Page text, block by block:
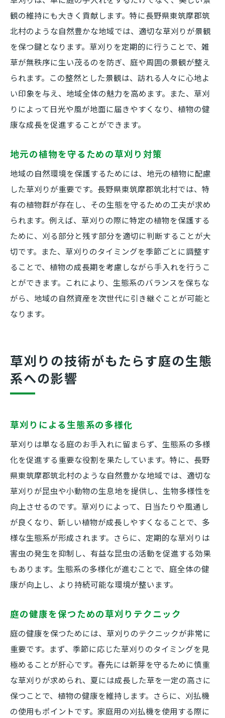
自然との共生を考えた草刈りの利点
草刈りが地域の生態系に与えるポジティブ
効果
自然保護と草刈りの両立を目指すアプロー
チ
草刈りを通じて地域の生物多様性を守る
観の維持にも大きく貢献します。特に長野県東筑摩郡筑
北村のような自然豊かな地域では、適切な草刈りが景観
を保つ鍵となります。草刈りを定期的に行うことで、雑
草が無秩序に生い茂るのを防ぎ、庭や周囲の景観が整え
られます。この整然とした景観は、訪れる人々に心地よ
い印象を与え、地域全体の魅力を高めます。また、草刈
りによって日光や風が地面に届きやすくなり、植物の健
康な成長を促進することができます。
地元の植物を守るための草刈り対策
地域の自然環境を保護するためには、地元の植物に配慮
した草刈りが重要です。長野県東筑摩郡筑北村では、特
有の植物群が存在し、その生態を守るための工夫が求め
られます。例えば、草刈りの際に特定の植物を保護する
ために、刈る部分と残す部分を適切に判断することが大
切です。また、草刈りのタイミングを季節ごとに調整す
ることで、植物の成長期を考慮しながら手入れを行うこ
とができます。これにより、生態系のバランスを保ちな
がら、地域の自然資産を次世代に引き継ぐことが可能と
なります。
草刈りの技術がもたらす庭の生態
系への影響
草刈りによる生態系の多様化
草刈りは単なる庭のお手入れに留まらず、生態系の多様
化を促進する重要な役割を果たしています。特に、長野
県東筑摩郡筑北村のような自然豊かな地域では、適切な
草刈りが昆虫や小動物の生息地を提供し、生物多様性を
向上させるのです。草刈りによって、日当たりや風通し
が良くなり、新しい植物が成長しやすくなることで、多
様な生態系が形成されます。さらに、定期的な草刈りは
害虫の発生を抑制し、有益な昆虫の活動を促進する効果
もあります。生態系の多様化が進むことで、庭全体の健
康が向上し、より持続可能な環境が整います。
庭の健康を保つための草刈りテクニック
庭の健康を保つためには、草刈りのテクニックが非常に
重要です。まず、季節に応じた草刈りのタイミングを見
極めることが肝心です。春先には新芽を守るために慎重
な草刈りが求められ、夏には成長した草を一定の高さに
保つことで、植物の健康を維持します。さらに、刈払機
の使用もポイントです。家庭用の刈払機を使用する際に